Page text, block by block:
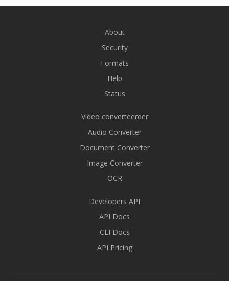
About
Security
Formats
Help
Status
Video converteerder
Audio Converter
Document Converter
Image Converter
OCR
Developers API
API Docs
CLI Docs
API Pricing